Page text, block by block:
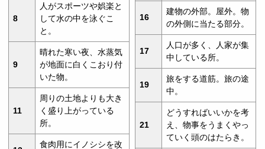
8
人がスポーツや娯楽と
して水の中を泳ぐこ
と。
9
晴れた寒い夜、水蒸気
が地面に白くこおり付
いた物。
11
周りの土地よりも大き
く盛り上がっている
所。
食肉用にイノシシを改
16
建物の外部。屋外。物
の外側に当たる部分。
17
人口が多く、人家が集
中している所。
19
旅をする道筋。旅の途
中。
21
どうすればいいかを考
え、物事をうまくやっ
ていく頭のはたらき。